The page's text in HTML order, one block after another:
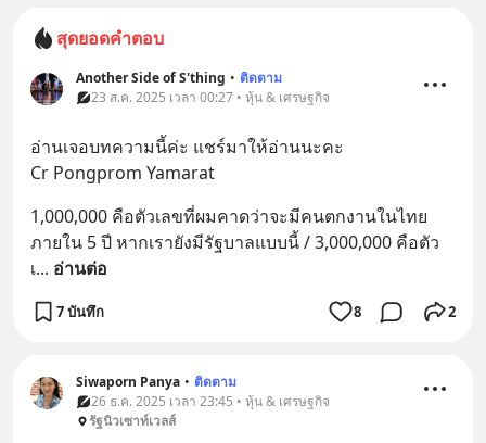
สุดยอดคำตอบ
Another Side of S'thing • ติดตาม
23 ส.ค. 2025 เวลา 00:27 • หุ้น & เศรษฐกิจ
อ่านเจอบทความนี้ค่ะ แชร์มาให้อ่านนะคะ
Cr Pongprom Yamarat
1,000,000 คือตัวเลขที่ผมคาดว่าจะมีคนตกงานในไทย
ภายใน 5 ปี หากเรายังมีรัฐบาลแบบนี้ / 3,000,000 คือตัว
เ... อ่านต่อ
7 บันทึก 8 2
Siwaporn Panya • ติดตาม
26 ธ.ค. 2025 เวลา 23:45 • หุ้น & เศรษฐกิจ
รัฐนิวเซาท์เวลส์